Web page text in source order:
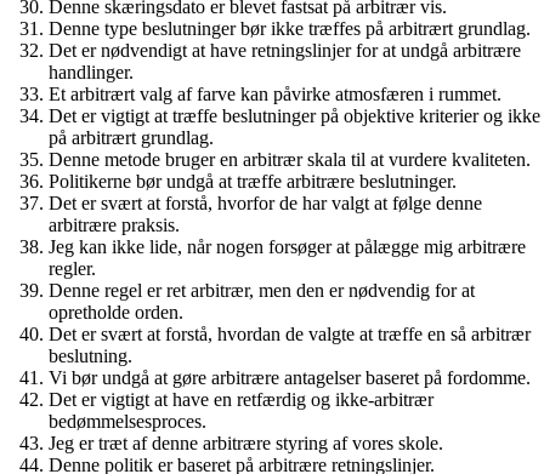
Denne skæringsdato er blevet fastsat på arbitrær vis.
Denne type beslutninger bør ikke træffes på arbitrært grundlag.
Det er nødvendigt at have retningslinjer for at undgå arbitrære
handlinger.
Et arbitrært valg af farve kan påvirke atmosfæren i rummet.
Det er vigtigt at træffe beslutninger på objektive kriterier og ikke
på arbitrært grundlag.
Denne metode bruger en arbitrær skala til at vurdere kvaliteten.
Politikerne bør undgå at træffe arbitrære beslutninger.
Det er svært at forstå, hvorfor de har valgt at følge denne
arbitrære praksis.
Jeg kan ikke lide, når nogen forsøger at pålægge mig arbitrære
regler.
Denne regel er ret arbitrær, men den er nødvendig for at
opretholde orden.
Det er svært at forstå, hvordan de valgte at træffe en så arbitrær
beslutning.
Vi bør undgå at gøre arbitrære antagelser baseret på fordomme.
Det er vigtigt at have en retfærdig og ikke-arbitrær
bedømmelsesproces.
Jeg er træt af denne arbitrære styring af vores skole.
Denne politik er baseret på arbitrære retningslinjer.